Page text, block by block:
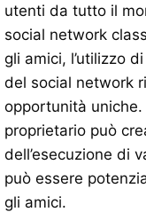
utenti da tutto il
social network
gli amici, l’utilizzo
del social network
opportunità
proprietario può
dell’esecuzione di
può essere
gli amici.